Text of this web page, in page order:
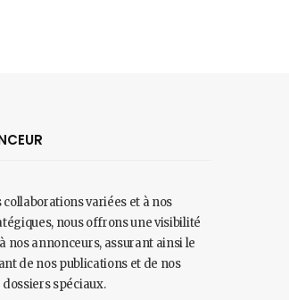
collaborations variées et à nos
nous offrons une visibilité
nos annonceurs, assurant ainsi le
de nos publications et de nos
dossiers spéciaux.